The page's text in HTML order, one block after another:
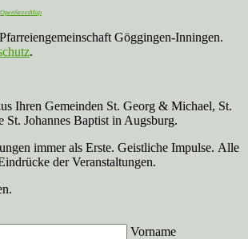
OpenStreetMap
Göggingen-Inningen.
.
Ihren Gemeinden St. Georg & Michael, St.
St. Johannes Baptist in Augsburg.
immer als Erste. Geistliche Impulse. Alle
der Veranstaltungen.
Vorname